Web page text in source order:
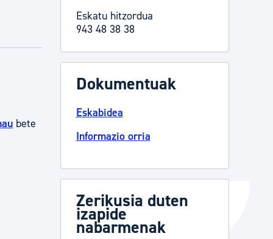
Izapideen katalogoa
Tramitaziorako laguntza
bete
Eskatu hitzordua
943 48 38 38
Dokumentuak
Eskabidea
Informazio orria
Zerikusia duten
izapide
nabarmenak